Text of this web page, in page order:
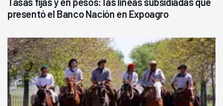
presentó el Banco Nación en Expoagro